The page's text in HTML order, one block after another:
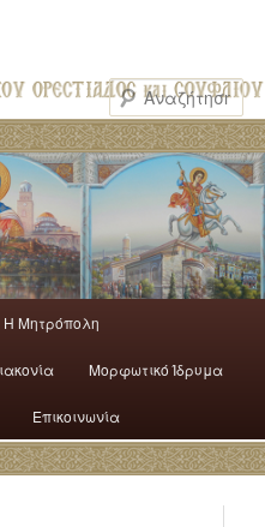
H Mητρόπολη
Μορφωτικό Ίδρυμα
Επικοινωνία